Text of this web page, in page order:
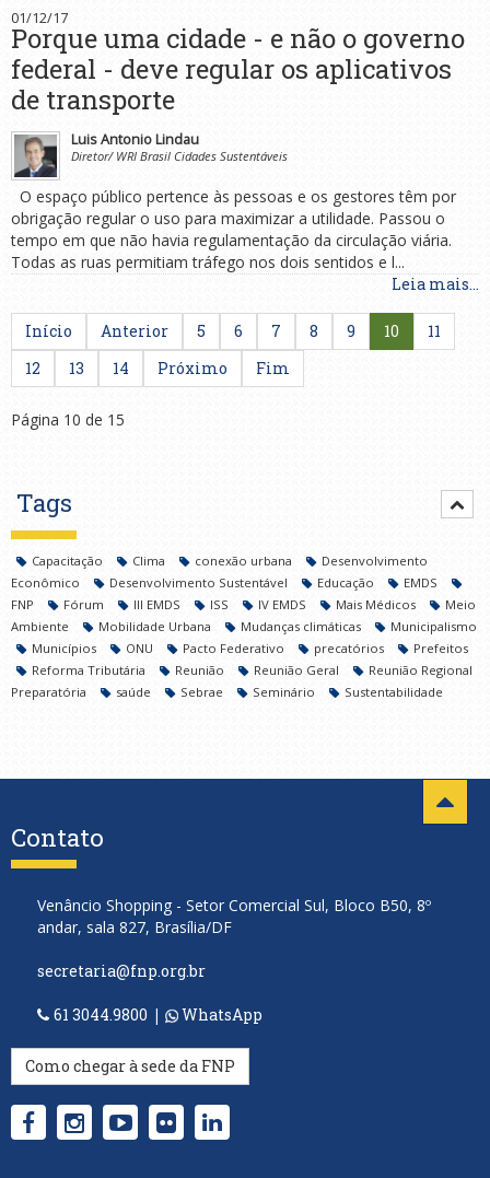
01/12/17
Porque uma cidade - e não o governo
federal - deve regular os aplicativos
de transporte
Luis Antonio Lindau
Diretor/ WRI Brasil Cidades Sustentáveis
O espaço público pertence às pessoas e os gestores têm por
obrigação regular o uso para maximizar a utilidade. Passou o
tempo em que não havia regulamentação da circulação viária.
Todas as ruas permitiam tráfego nos dois sentidos e l...
Leia mais...
Início Anterior 5 6 7 8 9 10
11
12
13 14 Próximo Fim
Página 10 de 15
Tags
Capacitação Clima conexão urbana
Desenvolvimento
Econômico
Desenvolvimento Sustentável Educação
EMDS
FNP
Fórum III EMDS ISS IV EMDS Mais Médicos
Meio
Ambiente
Mobilidade Urbana Mudanças climáticas
Municipalismo
Municípios
ONU Pacto Federativo precatórios
Prefeitos
Reforma Tributária
Reunião Reunião Geral
Reunião Regional
Preparatória
saúde Sebrae Seminário Sustentabilidade
Contato
Venâncio Shopping - Setor Comercial Sul, Bloco B50, 8º
andar, sala 827, Brasília/DF
secretaria@fnp.org.br
61 3044.9800 | WhatsApp
Como chegar à sede da FNP